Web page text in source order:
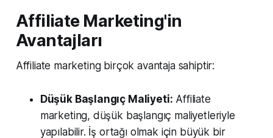
Affiliate Marketing'in
Avantajları
Affiliate marketing birçok avantaja sahiptir:
Düşük Başlangıç Maliyeti: Affiliate
marketing, düşük başlangıç maliyetleriyle
yapılabilir. İş ortağı olmak için büyük bir